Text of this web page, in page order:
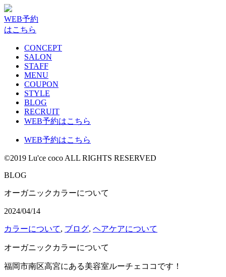
WEB予約
はこちら
CONCEPT
SALON
STAFF
MENU
COUPON
STYLE
BLOG
RECRUIT
WEB予約はこちら
WEB予約はこちら
©2019 Lu'ce coco ALL RIGHTS RESERVED
BLOG
オーガニックカラーについて
2024/04/14
カラーについて, ブログ, ヘアケアについて
オーガニックカラーについて
福岡市南区高宮にある美容室ルーチェココです！